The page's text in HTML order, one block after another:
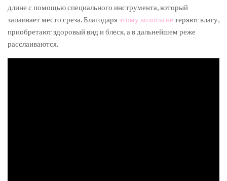
длине с помощью специального инструмента, который
запаивает место среза. Благодаряэтому волосы не теряют влагу,
приобретают здоровый вид и блеск, а в дальнейшем реже
расслаиваются.